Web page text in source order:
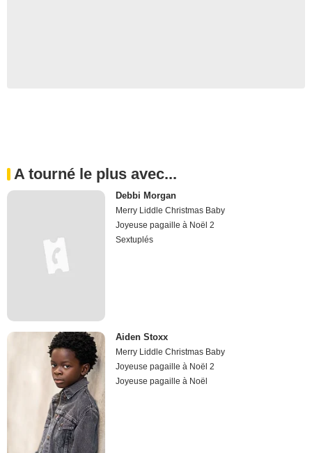
A tourné le plus avec...
Debbi Morgan
Merry Liddle Christmas Baby
Joyeuse pagaille à Noël 2
Sextuplés
Aiden Stoxx
Merry Liddle Christmas Baby
Joyeuse pagaille à Noël 2
Joyeuse pagaille à Noël